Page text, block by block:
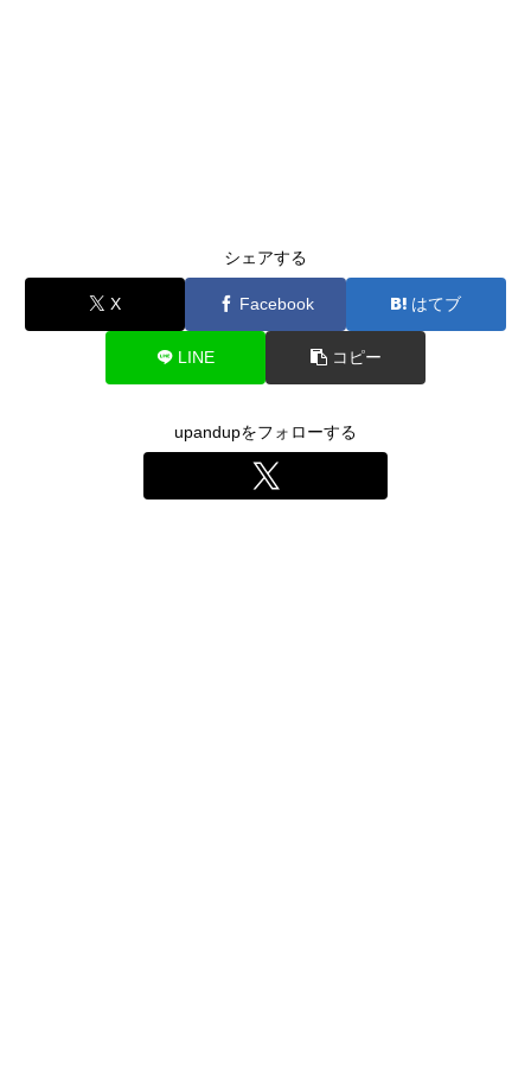
シェアする
X Facebook はてブ
LINE コピー
upandupをフォローする